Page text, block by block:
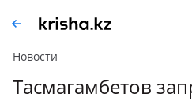
Новости
Тасмагамбетов